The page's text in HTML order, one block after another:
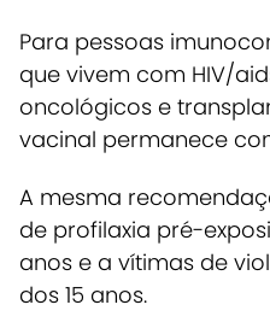
Para pessoas
que vivem com HIV/
oncológicos e
vacinal permanece
A mesma
de profilaxia pré-
anos e a vítimas de
dos 15 anos.